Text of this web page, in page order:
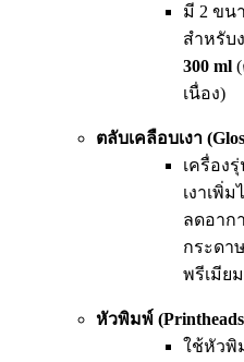
มี 2 ขน
สำหรับ
300 ml
เนื่อง)
ตลับเคลือบเงา
เครื่อง
เงาเพิ่
ลดอาก
กระดา
พรีเมีย
หัวพิมพ์
ใช้หัวพิ